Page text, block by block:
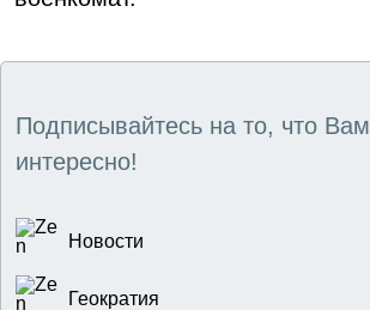
Подписывайтесь на то, что Вам
интересно!
Новости
Геократия